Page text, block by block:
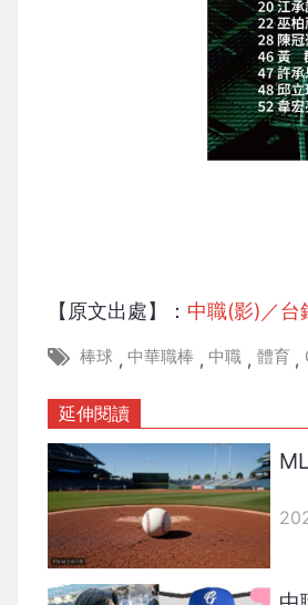
【原文出處】： 中職(影)／
棒球 , 中華職棒 , 中職 , 體育 ,
延伸閱讀